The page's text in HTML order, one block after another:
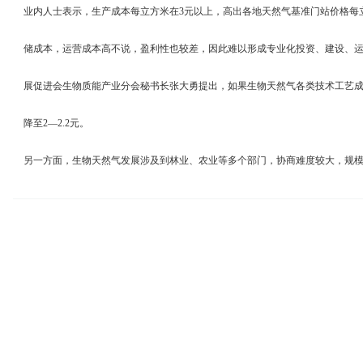
业内人士表示，生产成本每立方米在3元以上，高出各地天然气基准门站价格
储成本，运营成本高不说，盈利性也较差，因此难以形成专业化投资、建设、
展促进会生物质能产业分会秘书长张大勇提出，如果生物天然气各类技术工艺
降至2—2.2元。
另一方面，生物天然气发展涉及到林业、农业等多个部门，协商难度较大，规